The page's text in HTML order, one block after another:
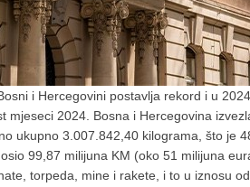
i Hercegovini postavlja rekord i u
mjeseci 2024. Bosna i Hercegovina
ukupno 3.007.842,40 kilograma, što je
99,87 milijuna KM (oko 51 milijuna
torpeda, mine i rakete, i to u iznosu